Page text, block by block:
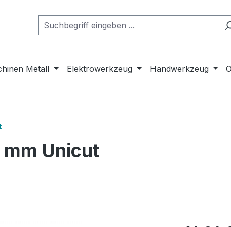
Metall Elektrowerkzeug Handwerkzeug
Unicut